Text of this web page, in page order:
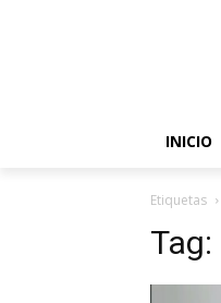
INICIO
Etiquetas
Tag: